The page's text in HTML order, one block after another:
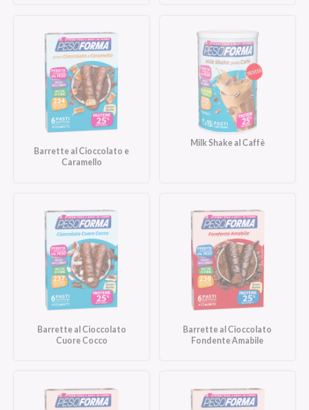
Barrette al Cioccolato e
Caramello
Milk Shake al Caffè
Barrette al Cioccolato
Cuore Cocco
Barrette al Cioccolato
Fondente Amabile